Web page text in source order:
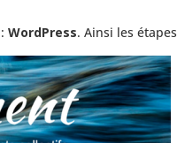
:WordPress. Ainsi les